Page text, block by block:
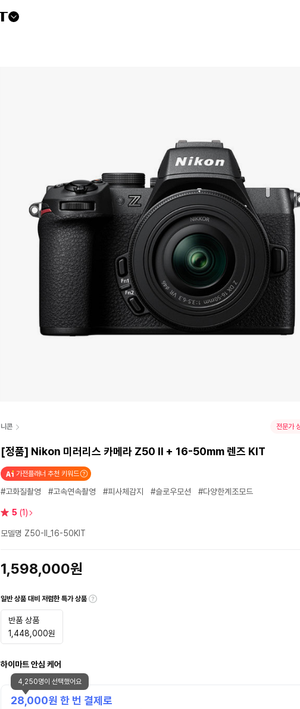
니콘 전문가
[정품] Nikon 미러리스 카메라 Z50 II + 16-50mm 렌즈 KIT
가전플래너 추천 키워드
#고화질촬영 #고속연속촬영 #피사체감지 #슬로우모션 #다양한계조모드
별 5 (1)
모델명 Z50-II_16-50KIT
1,598,000원
일반 상품 대비 저렴한 특가 상품
반품 상품
1,448,000원
하이마트 안심 케어
28,000원 한 번 결제로
4,250명이 선택했어요